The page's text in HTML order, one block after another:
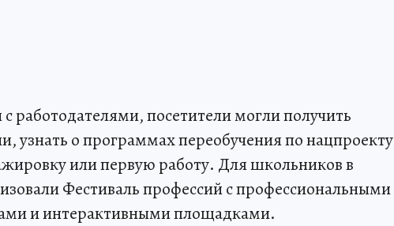
работодателями, посетители могли получить
узнать о программах переобучения по нацпроекту
или первую работу. Для школьников в
Фестиваль профессий с профессиональными
и интерактивными площадками.